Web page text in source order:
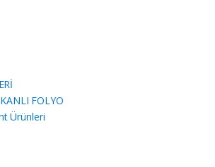
FOLYO
Ürünleri